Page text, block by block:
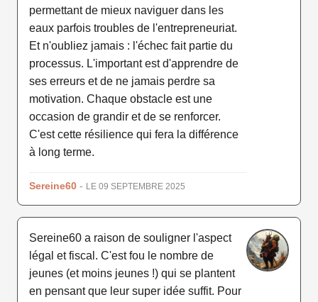
permettant de mieux naviguer dans les
eaux parfois troubles de l'entrepreneuriat.
Et n'oubliez jamais : l'échec fait partie du
processus. L'important est d'apprendre de
ses erreurs et de ne jamais perdre sa
motivation. Chaque obstacle est une
occasion de grandir et de se renforcer.
C'est cette résilience qui fera la différence
à long terme.
Sereine60 - LE 09 SEPTEMBRE 2025
Sereine60 a raison de souligner l'aspect
légal et fiscal. C'est fou le nombre de
jeunes (et moins jeunes !) qui se plantent
en pensant que leur super idée suffit. Pour